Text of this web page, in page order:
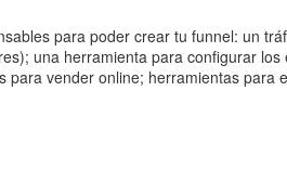
para poder crear tu funnel: un
una herramienta para configurar
para vender online; herramientas para